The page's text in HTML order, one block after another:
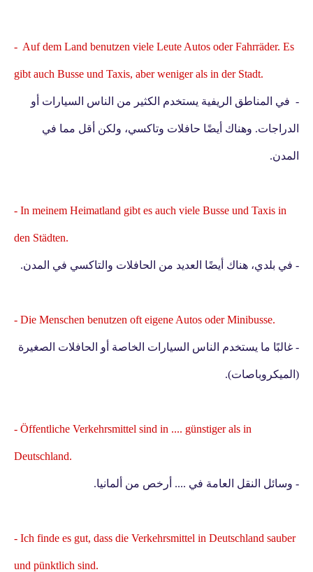
- Auf dem Land benutzen viele Leute Autos oder Fahrräder. Es
gibt auch Busse und Taxis, aber weniger als in der Stadt.
- في المناطق الريفية يستخدم الكثير من الناس السيارات أو
الدراجات. وهناك أيضًا حافلات وتاكسي، ولكن أقل مما في
المدن.
- In meinem Heimatland gibt es auch viele Busse und Taxis in
den Städten.
- في بلدي، هناك أيضًا العديد من الحافلات والتاكسي في المدن.
- Die Menschen benutzen oft eigene Autos oder Minibusse.
- غالبًا ما يستخدم الناس السيارات الخاصة أو الحافلات الصغيرة
(الميكروباصات).
- Öffentliche Verkehrsmittel sind in .... günstiger als in
Deutschland.
- وسائل النقل العامة في .... أرخص من ألمانيا.
- Ich finde es gut, dass die Verkehrsmittel in Deutschland sauber
und pünktlich sind.